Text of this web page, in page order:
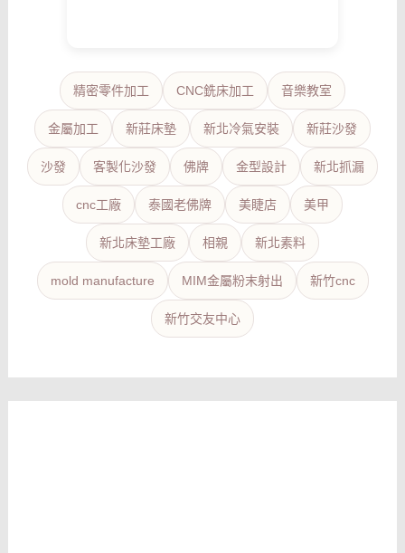
精密零件加工 CNC銑床加工 音樂教室
金屬加工 新莊床墊 新北冷氣安裝 新莊沙發
沙發 客製化沙發 佛牌 金型設計 新北抓漏
cnc工廠 泰國老佛牌 美睫店 美甲
新北床墊工廠 相親 新北素料
mold manufacture MIM金屬粉末射出 新竹cnc
新竹交友中心